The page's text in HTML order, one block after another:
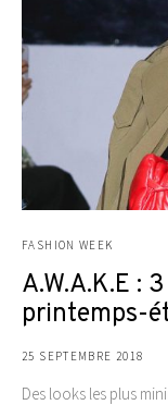
FASHION WEEK
A.W.A.K.E :
printemps-
25 SEPTEMBRE 2018
Des looks les plus